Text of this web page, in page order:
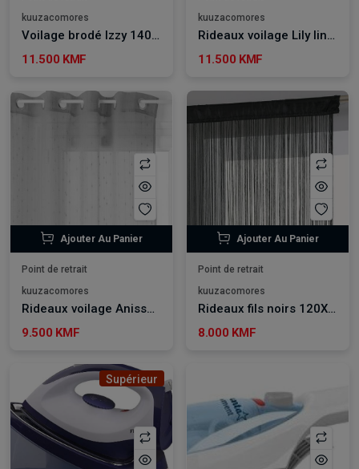
kuuzacomores
Voilage brodé Izzy 140 x 240 cm - Blanc
11.500 KMF
kuuzacomores
Rideaux voilage Lily lin 140*240 cm
11.500 KMF
Ajouter Au Panier
Point de retrait
kuuzacomores
Rideaux voilage Anissa gris 140*240 cm
9.500 KMF
Ajouter Au Panier
Point de retrait
kuuzacomores
Rideaux fils noirs 120X240 cm
8.000 KMF
Supérieur